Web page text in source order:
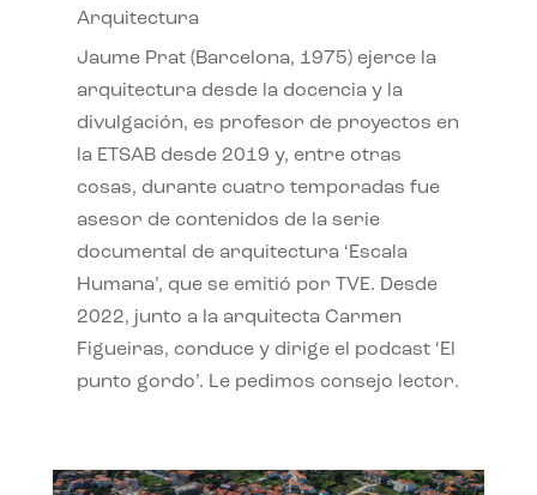
Arquitectura
Jaume Prat (Barcelona, 1975) ejerce la
arquitectura desde la docencia y la
divulgación, es profesor de proyectos en
la ETSAB desde 2019 y, entre otras
cosas, durante cuatro temporadas fue
asesor de contenidos de la serie
documental de arquitectura ‘Escala
Humana’, que se emitió por TVE. Desde
2022, junto a la arquitecta Carmen
Figueiras, conduce y dirige el podcast ‘El
punto gordo’. Le pedimos consejo lector.